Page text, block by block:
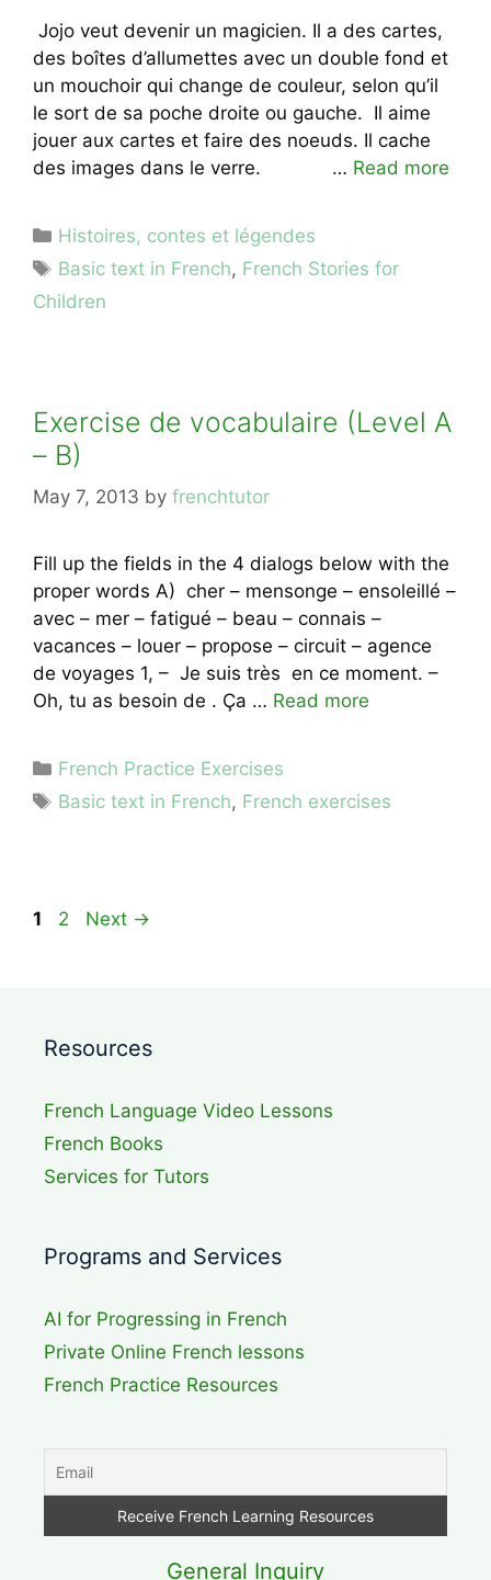
Jojo veut devenir un magicien. Il a des cartes,
des boîtes d’allumettes avec un double fond et
un mouchoir qui change de couleur, selon qu’il
le sort de sa poche droite ou gauche. Il aime
jouer aux cartes et faire des noeuds. Il cache
des images dans le verre. … Read more
Categories
Histoires, contes et légendes
Tags
Basic text in French, French Stories for
Children
Exercise de vocabulaire (Level A
– B)
May 7, 2013 by frenchtutor
Fill up the fields in the 4 dialogs below with the
proper words A) cher – mensonge – ensoleillé –
avec – mer – fatigué – beau – connais –
vacances – louer – propose – circuit – agence
de voyages 1, – Je suis très en ce moment. –
Oh, tu as besoin de . Ça … Read more
Categories
French Practice Exercises
Tags
Basic text in French, French exercises
Page
1 Page
2 Next →
Resources
French Language Video Lessons
French Books
Services for Tutors
Programs and Services
AI for Progressing in French
Private Online French lessons
French Practice Resources
General Inquiry